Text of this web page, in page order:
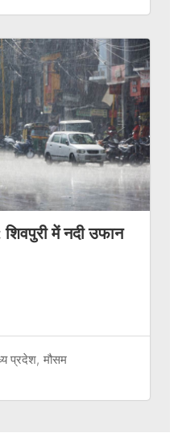
शिवपुरी में नदी उफान
प्रदेश, मौसम